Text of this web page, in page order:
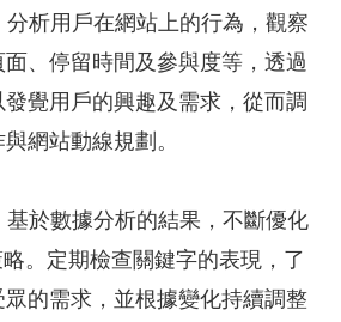
析用戶在網站上的行為，觀察
、停留時間及參與度等，透過
覺用戶的興趣及需求，從而調
網站動線規劃。
基於數據分析的結果，不斷優化
。定期檢查關鍵字的表現，了
的需求，並根據變化持續調整